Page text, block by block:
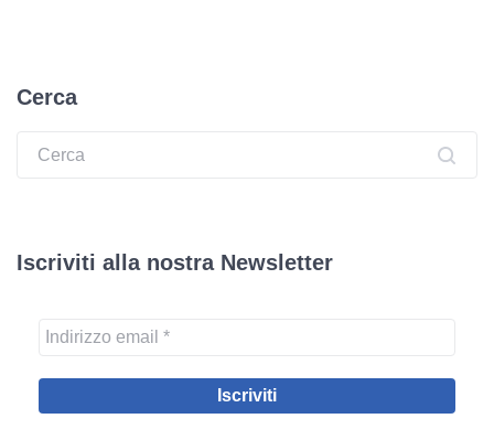
Cerca
Ricerca:
Iscriviti alla nostra Newsletter